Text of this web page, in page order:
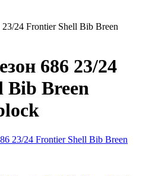
23/24 Frontier Shell Bib Breen
686 23/24
Bib Breen